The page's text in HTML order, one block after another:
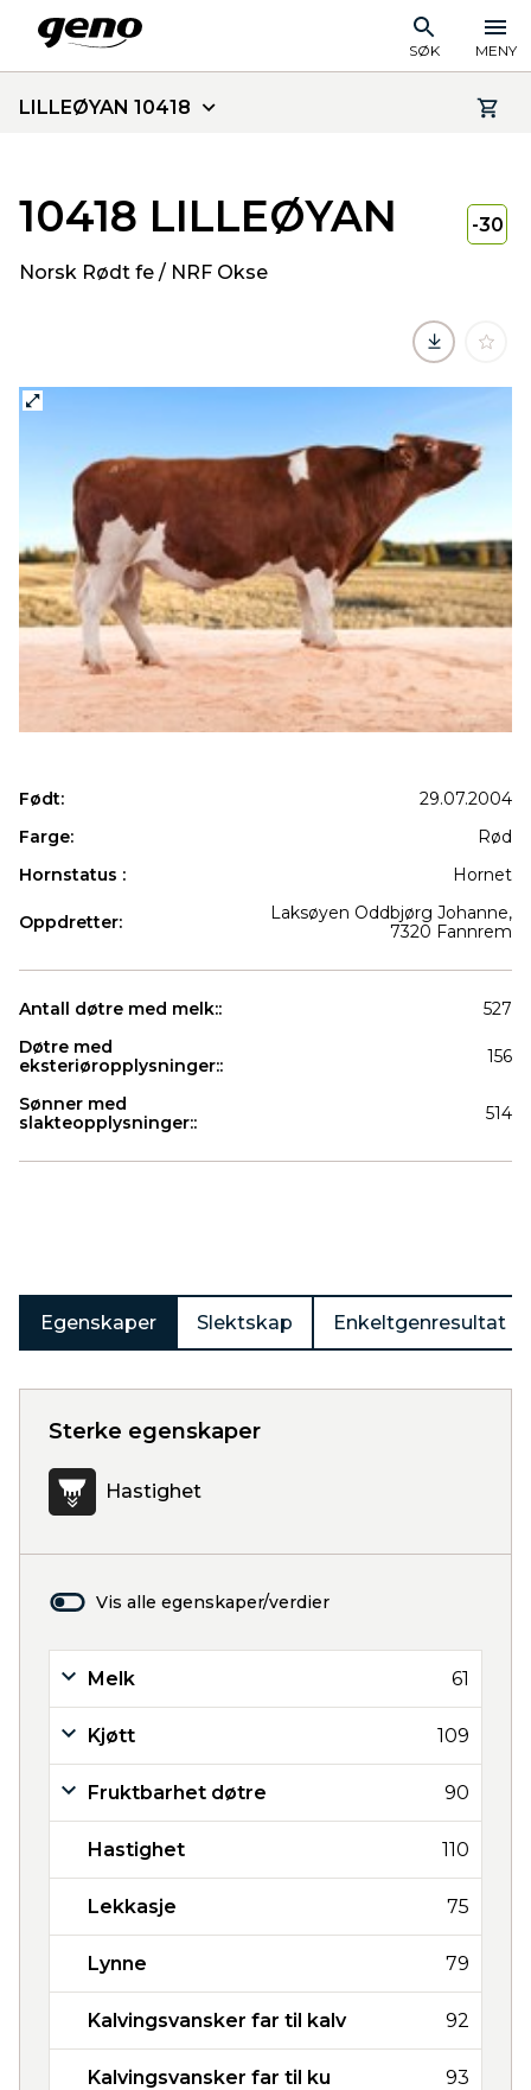
SØK MENY
LILLEØYAN 10418
10418 LILLEØYAN
Norsk Rødt fe / NRF Okse
-30
Født:
29.07.2004
Farge:
Rød
Hornstatus :
Hornet
Oppdretter:
Laksøyen Oddbjørg Johanne,
7320 Fannrem
Antall døtre med melk::
527
Døtre med
eksteriøropplysninger::
156
Sønner med
slakteopplysninger::
514
Egenskaper Slektskap Enkeltgenresultat
Sterke egenskaper
Hastighet
Vis alle egenskaper/verdier
Melk 61
Kjøtt 109
Fruktbarhet døtre 90
Hastighet 110
Lekkasje 75
Lynne 79
Kalvingsvansker far til kalv 92
Kalvingsvansker far til ku 93